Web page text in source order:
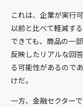
これは、企業が実行
以前と比べて軽減す
できても、商品の一
反映したリアルな回
る可能性があるので
けだ。
一方、金融セクター